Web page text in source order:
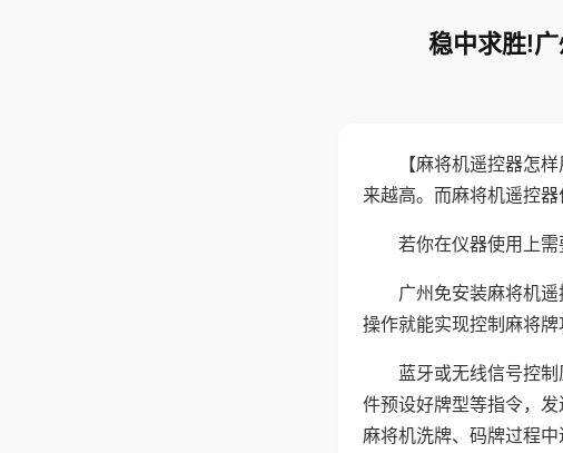
稳中求胜!
【麻将机遥控器怎
来越高。而麻将机遥控
若你在仪器使用上
广州免安装麻将机
操作就能实现控制麻将牌
蓝牙或无线信号控
件预设好牌型等指令，
麻将机洗牌、码牌过程中